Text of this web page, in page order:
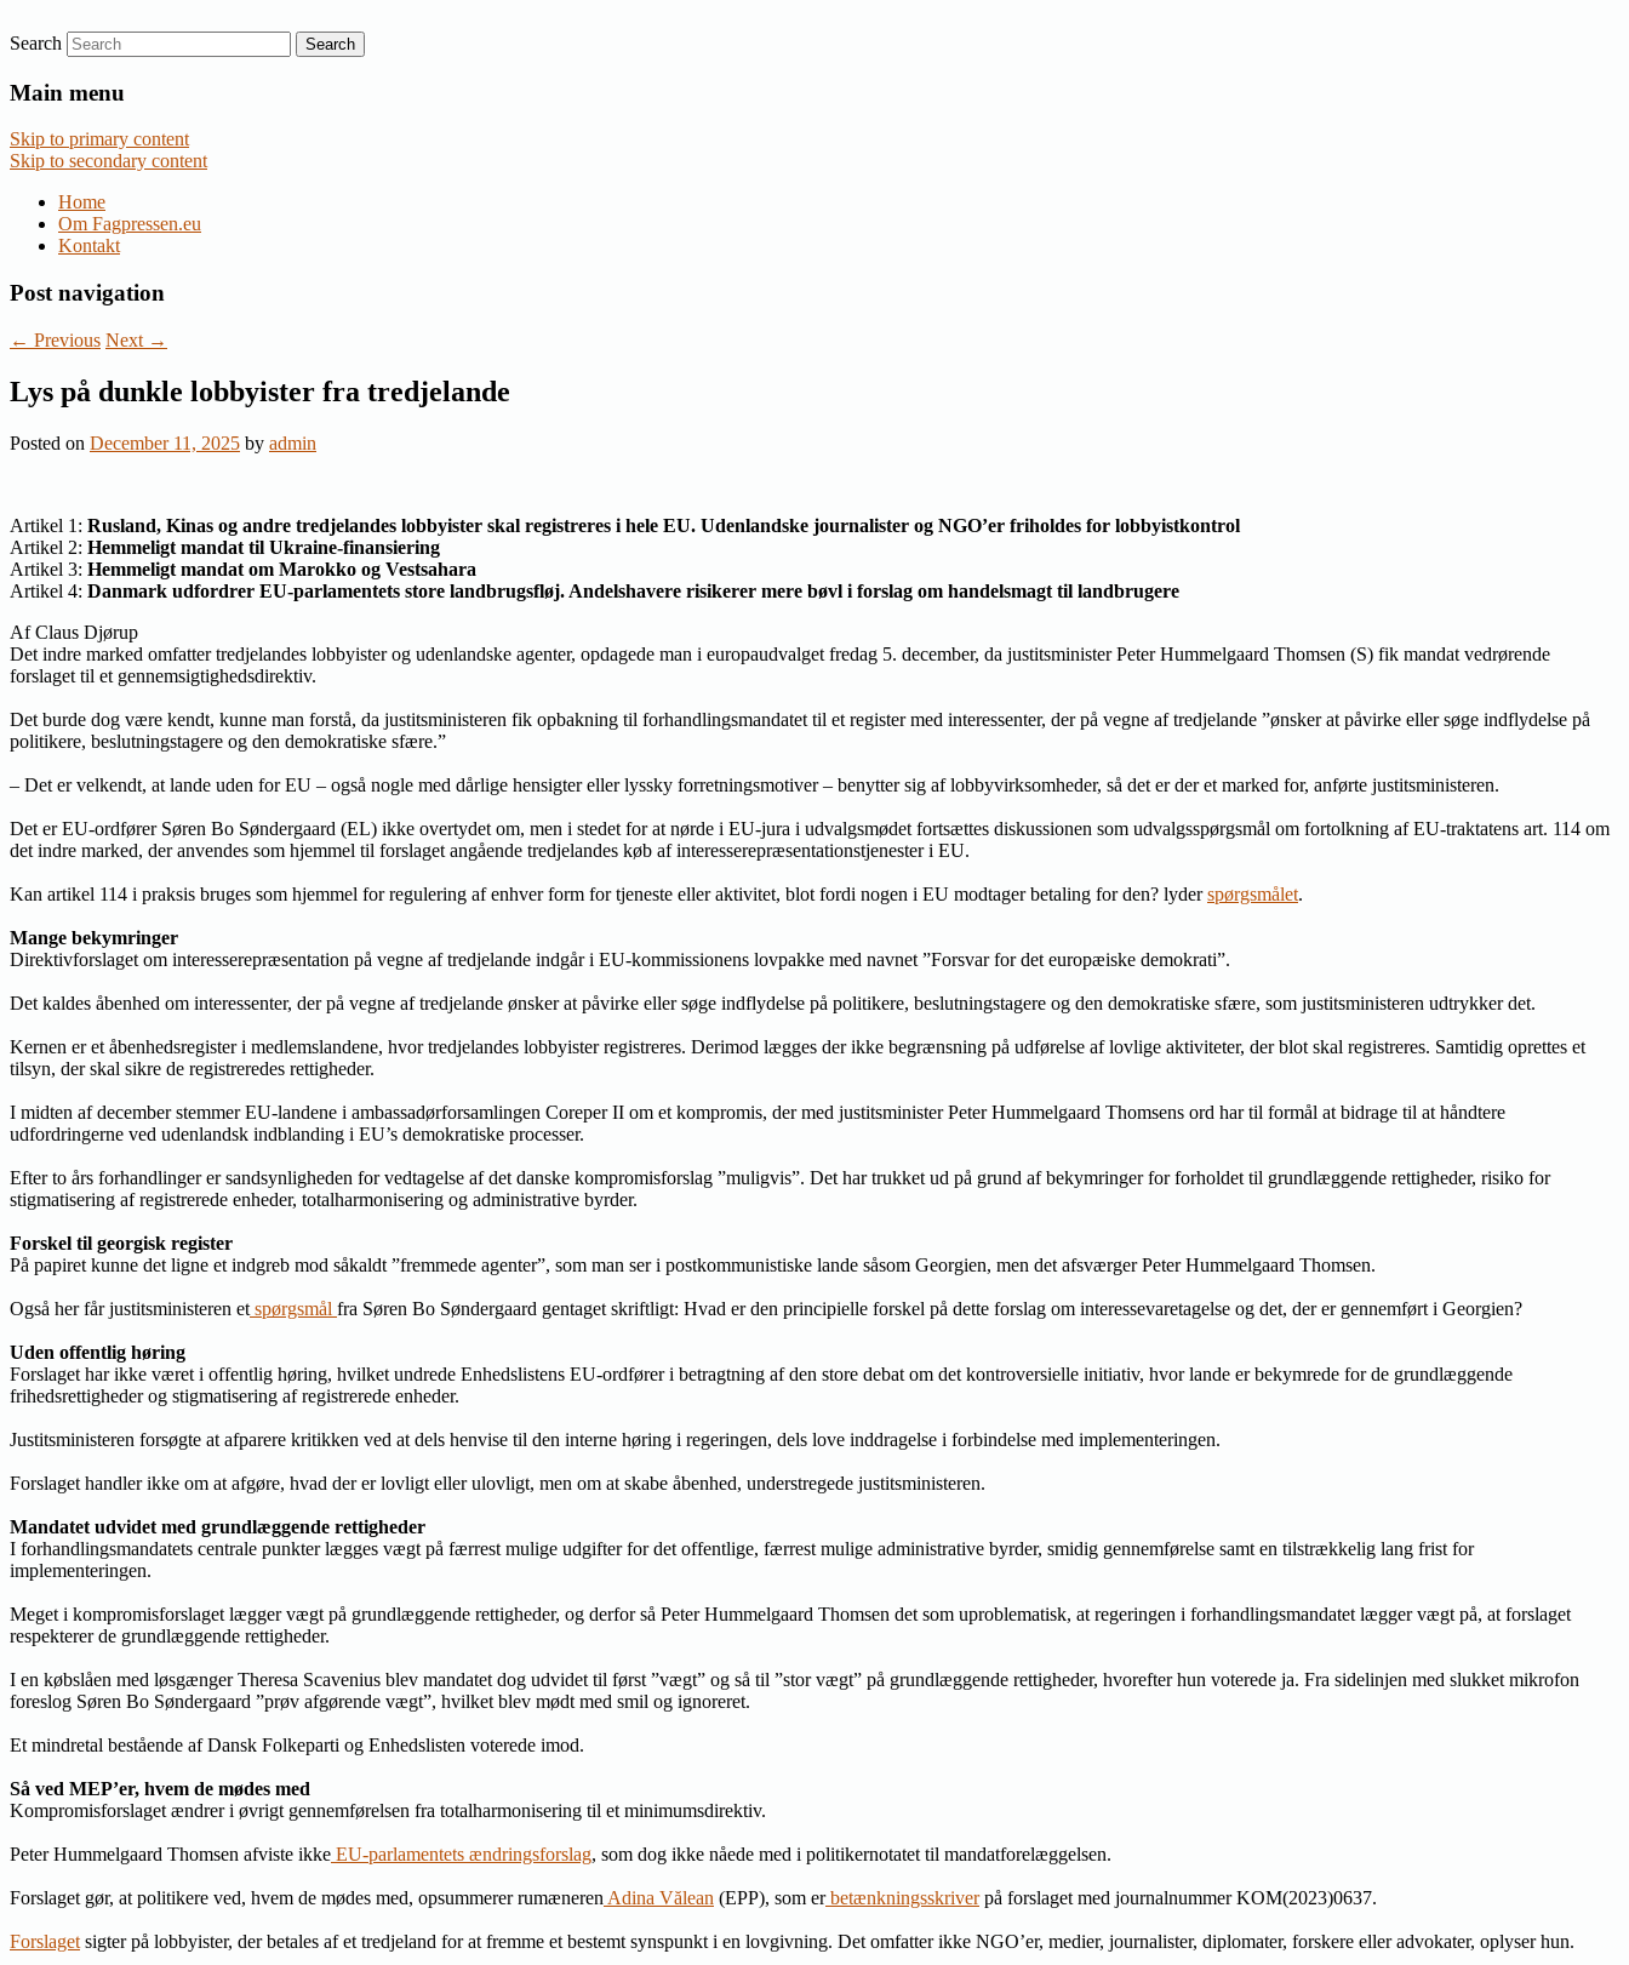
Fagpressen.eu
Nyheder om dansk EU-politik
Search
Main menu
Skip to primary content
Skip to secondary content
Home
Om Fagpressen.eu
Kontakt
Post navigation
← Previous Next →
Lys på dunkle lobbyister fra tredjelande
Posted on December 11, 2025 by admin
Artikel 1: Rusland, Kinas og andre tredjelandes lobbyister skal registreres i hele EU. Udenlandske journalister og NGO’er friholdes for lobbyistkontrol
Artikel 2: Hemmeligt mandat til Ukraine-finansiering
Artikel 3: Hemmeligt mandat om Marokko og Vestsahara
Artikel 4: Danmark udfordrer EU-parlamentets store landbrugsfløj. Andelshavere risikerer mere bøvl i forslag om handelsmagt til landbrugere
Af Claus Djørup
Det indre marked omfatter tredjelandes lobbyister og udenlandske agenter, opdagede man i europaudvalget fredag 5. december, da justitsminister Peter Hummelgaard Thomsen (S) fik mandat vedrørende
forslaget til et gennemsigtighedsdirektiv.
Det burde dog være kendt, kunne man forstå, da justitsministeren fik opbakning til forhandlingsmandatet til et register med interessenter, der på vegne af tredjelande ”ønsker at påvirke eller søge indflydelse på
politikere, beslutningstagere og den demokratiske sfære.”
– Det er velkendt, at lande uden for EU – også nogle med dårlige hensigter eller lyssky forretningsmotiver – benytter sig af lobbyvirksomheder, så det er der et marked for, anførte justitsministeren.
Det er EU-ordfører Søren Bo Søndergaard (EL) ikke overtydet om, men i stedet for at nørde i EU-jura i udvalgsmødet fortsættes diskussionen som udvalgsspørgsmål om fortolkning af EU-traktatens art. 114 om
det indre marked, der anvendes som hjemmel til forslaget angående tredjelandes køb af interesserepræsentationstjenester i EU.
Kan artikel 114 i praksis bruges som hjemmel for regulering af enhver form for tjeneste eller aktivitet, blot fordi nogen i EU modtager betaling for den? lyderspørgsmålet.
Mange bekymringer
Direktivforslaget om interesserepræsentation på vegne af tredjelande indgår i EU-kommissionens lovpakke med navnet ”Forsvar for det europæiske demokrati”.
Det kaldes åbenhed om interessenter, der på vegne af tredjelande ønsker at påvirke eller søge indflydelse på politikere, beslutningstagere og den demokratiske sfære, som justitsministeren udtrykker det.
Kernen er et åbenhedsregister i medlemslandene, hvor tredjelandes lobbyister registreres. Derimod lægges der ikke begrænsning på udførelse af lovlige aktiviteter, der blot skal registreres. Samtidig oprettes et
tilsyn, der skal sikre de registreredes rettigheder.
I midten af december stemmer EU-landene i ambassadørforsamlingen Coreper II om et kompromis, der med justitsminister Peter Hummelgaard Thomsens ord har til formål at bidrage til at håndtere
udfordringerne ved udenlandsk indblanding i EU’s demokratiske processer.
Efter to års forhandlinger er sandsynligheden for vedtagelse af det danske kompromisforslag ”muligvis”. Det har trukket ud på grund af bekymringer for forholdet til grundlæggende rettigheder, risiko for
stigmatisering af registrerede enheder, totalharmonisering og administrative byrder.
Forskel til georgisk register
På papiret kunne det ligne et indgreb mod såkaldt ”fremmede agenter”, som man ser i postkommunistiske lande såsom Georgien, men det afsværger Peter Hummelgaard Thomsen.
Også her får justitsministeren et spørgsmål fra Søren Bo Søndergaard gentaget skriftligt: Hvad er den principielle forskel på dette forslag om interessevaretagelse og det, der er gennemført i Georgien?
Uden offentlig høring
Forslaget har ikke været i offentlig høring, hvilket undrede Enhedslistens EU-ordfører i betragtning af den store debat om det kontroversielle initiativ, hvor lande er bekymrede for de grundlæggende
frihedsrettigheder og stigmatisering af registrerede enheder.
Justitsministeren forsøgte at afparere kritikken ved at dels henvise til den interne høring i regeringen, dels love inddragelse i forbindelse med implementeringen.
Forslaget handler ikke om at afgøre, hvad der er lovligt eller ulovligt, men om at skabe åbenhed, understregede justitsministeren.
Mandatet udvidet med grundlæggende rettigheder
I forhandlingsmandatets centrale punkter lægges vægt på færrest mulige udgifter for det offentlige, færrest mulige administrative byrder, smidig gennemførelse samt en tilstrækkelig lang frist for
implementeringen.
Meget i kompromisforslaget lægger vægt på grundlæggende rettigheder, og derfor så Peter Hummelgaard Thomsen det som uproblematisk, at regeringen i forhandlingsmandatet lægger vægt på, at forslaget
respekterer de grundlæggende rettigheder.
I en købslåen med løsgænger Theresa Scavenius blev mandatet dog udvidet til først ”vægt” og så til ”stor vægt” på grundlæggende rettigheder, hvorefter hun voterede ja. Fra sidelinjen med slukket mikrofon
foreslog Søren Bo Søndergaard ”prøv afgørende vægt”, hvilket blev mødt med smil og ignoreret.
Et mindretal bestående af Dansk Folkeparti og Enhedslisten voterede imod.
Så ved MEP’er, hvem de mødes med
Kompromisforslaget ændrer i øvrigt gennemførelsen fra totalharmonisering til et minimumsdirektiv.
Peter Hummelgaard Thomsen afviste ikke EU-parlamentets ændringsforslag, som dog ikke nåede med i politikernotatet til mandatforelæggelsen.
Forslaget gør, at politikere ved, hvem de mødes med, opsummerer rumæneren Adina Vălean (EPP), som erbetænkningsskriverpå forslaget med journalnummer KOM(2023)0637.
Forslaget sigter på lobbyister, der betales af et tredjeland for at fremme et bestemt synspunkt i en lovgivning. Det omfatter ikke NGO’er, medier, journalister, diplomater, forskere eller advokater, oplyser hun.